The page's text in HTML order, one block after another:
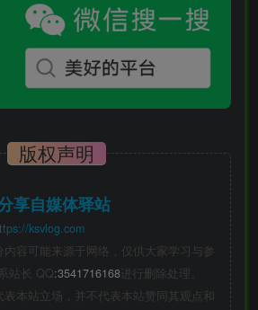
版权声明
享自媒体驿站
ksvlog.com
内容可能来源于网络，仅供大家学习与参
站长 QQ:3541716168进行删除处理。
本站立场，并不代表本站赞同其观点和